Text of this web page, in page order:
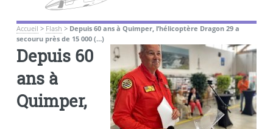
Accueil > Flash > Depuis 60 ans à Quimper, l’hélicoptère Dragon 29 a
secouru près de 15 000 (…)
Depuis 60
ans à
Quimper,